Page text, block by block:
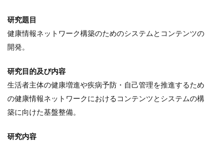
研究題目
健康情報ネットワーク構築のためのシステムとコンテンツの
開発。
研究目的及び内容
生活者主体の健康増進や疾病予防・自己管理を推進するため
の健康情報ネットワークにおけるコンテンツとシステムの構
築に向けた基盤整備。
研究内容